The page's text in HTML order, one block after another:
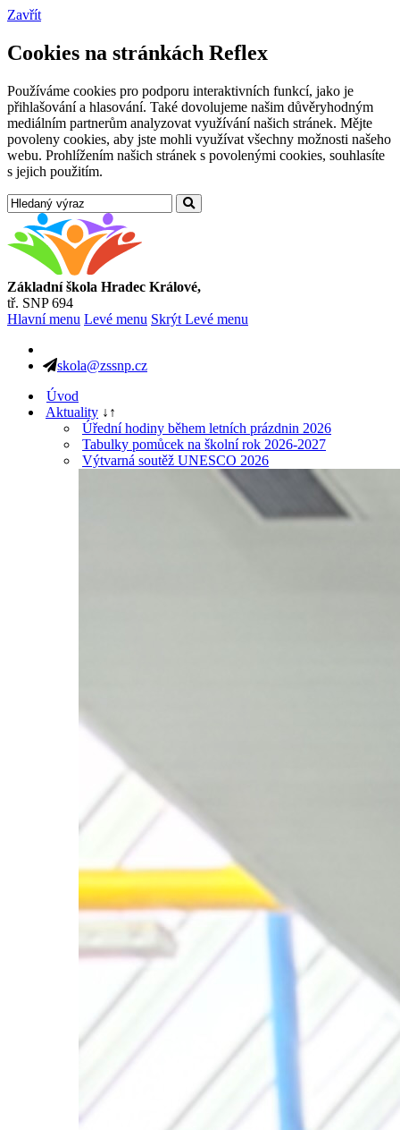
Zavřít
Cookies na stránkách Reflex
Používáme cookies pro podporu interaktivních funkcí, jako je
přihlašování a hlasování. Také dovolujeme našim důvěryhodným
mediálním partnerům analyzovat využívání našich stránek. Mějte
povoleny cookies, aby jste mohli využívat všechny možnosti našeho
webu. Prohlížením našich stránek s povolenými cookies, souhlasíte
s jejich použitím.
Základní škola Hradec Králové,
tř. SNP 694
Hlavní menu Levé menu Skrýt Levé menu
skola@zssnp.cz
Úvod
Aktuality ↓ ↑
Úřední hodiny během letních prázdnin 2026
Tabulky pomůcek na školní rok 2026-2027
Výtvarná soutěž UNESCO 2026